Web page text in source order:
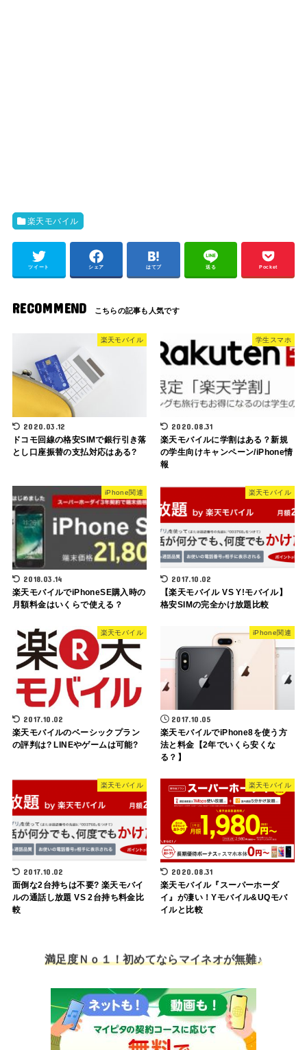
楽天モバイル
ツイート シェア はてブ 送る Pocket
RECOMMEND
楽天モバイル
2020.03.12
ドコモ回線の格安SIMで銀行引き落
とし口座振替の支払対応はある?
学生スマホ
2020.08.31
楽天モバイルに学割はある？新規
の学生向けキャンペーン/iPhone情
報
iPhone関連
2018.03.14
楽天モバイルでiPhoneSE購入時の
月額料金はいくらで使える？
楽天モバイル
2017.10.02
【楽天モバイル VS Y!モバイル】
格安SIMの完全かけ放題比較
楽天モバイル
2017.10.02
楽天モバイルのベーシックプラン
の評判は? LINEやゲームは可能?
iPhone関連
2017.10.05
楽天モバイルでiPhone8を使う方
法と料金【2年でいくら安くな
る？】
楽天モバイル
2017.10.02
面倒な2台持ちは不要? 楽天モバイ
ルの通話し放題 VS 2台持ち料金比
較
楽天モバイル
2020.08.31
楽天モバイル『スーパーホーダ
イ』が凄い！Yモバイル&UQモバ
イルと比較
満足度Ｎｏ１！初めてならマイネオが無難♪